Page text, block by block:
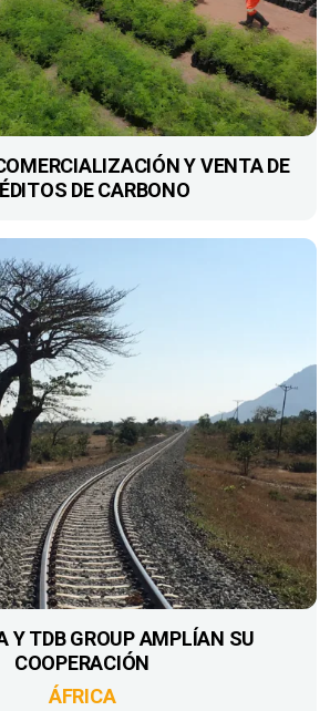
Y VENTA DE
DE CARBONO
Y TDB GROUP AMPLÍAN SU
COOPERACIÓN
ÁFRICA